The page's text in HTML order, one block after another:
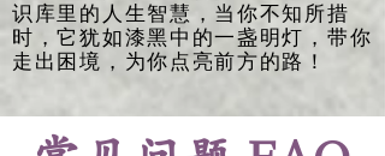
识库里的人生智慧，当你不知所措
时，它犹如漆黑中的一盏明灯，带你
走出困境，为你点亮前方的路！